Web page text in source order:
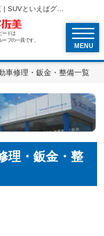
MEGA SUV 神戸大蔵谷店 自動車修理・鈑金・整備 ブログ一覧 | SUVといえばグッドスピードGOOD SPEED
ードは
ープの一員です。
MENU
車修理・鈑金・整備一覧
理・鈑金・整